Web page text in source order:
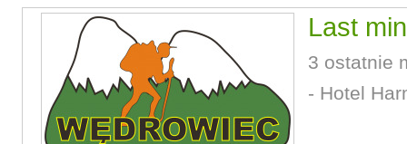
Last
3 ostatnie
- Hotel